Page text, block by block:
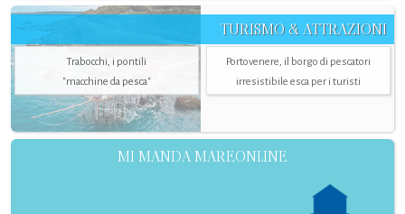
TURISMO & ATTRAZIONI
Trabocchi, i pontili
"macchine da pesca"
Portovenere, il borgo di pescatori
irresistibile esca per i turisti
MI MANDA MAREONLINE